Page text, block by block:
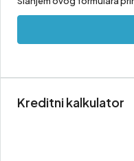
Kreditni kalkulator